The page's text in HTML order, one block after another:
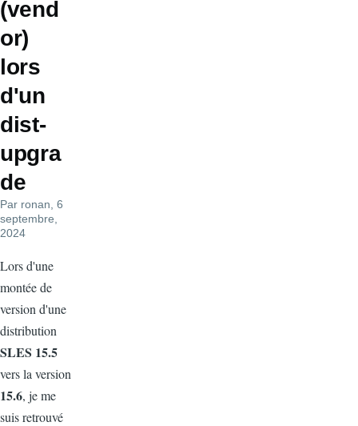
(vend
or)
lors
d'un
dist-
upgra
de
Par ronan , 6
septembre,
2024
Lors d'une
montée de
version d'une
distribution
SLES 15.5
vers la version
15.6, je me
suis retrouvé